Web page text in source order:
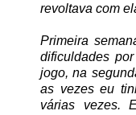
revoltava com
Primeira
dificuldades
jogo, na
as vezes eu
várias vezes.